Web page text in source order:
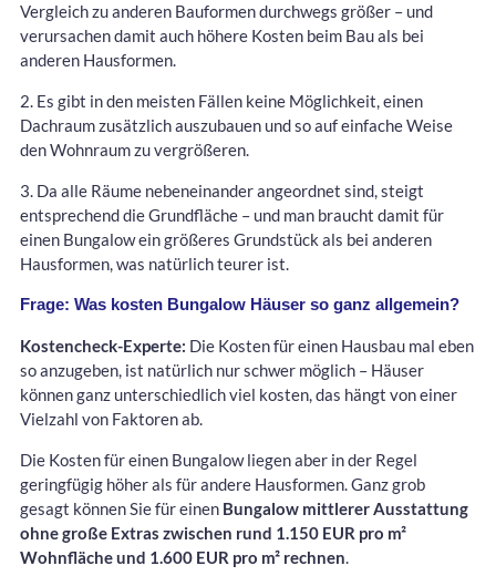
Vergleich zu anderen Bauformen durchwegs größer – und
verursachen damit auch höhere Kosten beim Bau als bei
anderen Hausformen.
2. Es gibt in den meisten Fällen keine Möglichkeit, einen
Dachraum zusätzlich auszubauen und so auf einfache Weise
den Wohnraum zu vergrößeren.
3. Da alle Räume nebeneinander angeordnet sind, steigt
entsprechend die Grundfläche – und man braucht damit für
einen Bungalow ein größeres Grundstück als bei anderen
Hausformen, was natürlich teurer ist.
Frage: Was kosten Bungalow Häuser so ganz allgemein?
Kostencheck-Experte: Die Kosten für einen Hausbau mal eben
so anzugeben, ist natürlich nur schwer möglich – Häuser
können ganz unterschiedlich viel kosten, das hängt von einer
Vielzahl von Faktoren ab.
Die Kosten für einen Bungalow liegen aber in der Regel
geringfügig höher als für andere Hausformen. Ganz grob
gesagt können Sie für einen Bungalow mittlerer Ausstattung
ohne große Extras zwischen rund 1.150 EUR pro m²
Wohnfläche und 1.600 EUR pro m² rechnen.